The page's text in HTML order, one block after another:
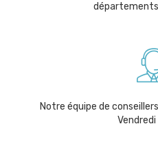
Notre équipe de
Vendredi